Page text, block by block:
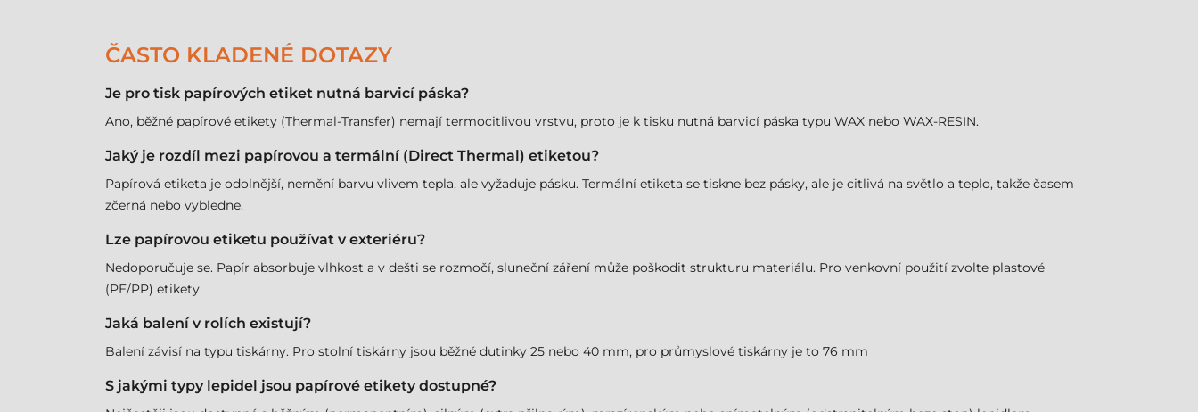
ČASTO KLADENÉ DOTAZY
Je pro tisk papírových etiket nutná barvicí páska?
Ano, běžné papírové etikety (Thermal-Transfer) nemají termocitlivou vrstvu, proto je k tisku nutná barvicí páska typu WAX nebo WAX-RESIN.
Jaký je rozdíl mezi papírovou a termální (Direct Thermal) etiketou?
Papírová etiketa je odolnější, nemění barvu vlivem tepla, ale vyžaduje pásku. Termální etiketa se tiskne bez pásky, ale je citlivá na světlo a teplo, takže časem
zčerná nebo vybledne.
Lze papírovou etiketu používat v exteriéru?
Nedoporučuje se. Papír absorbuje vlhkost a v dešti se rozmočí, sluneční záření může poškodit strukturu materiálu. Pro venkovní použití zvolte plastové
(PE/PP) etikety.
Jaká balení v rolích existují?
Balení závisí na typu tiskárny. Pro stolní tiskárny jsou běžné dutinky 25 nebo 40 mm, pro průmyslové tiskárny je to 76 mm
S jakými typy lepidel jsou papírové etikety dostupné?